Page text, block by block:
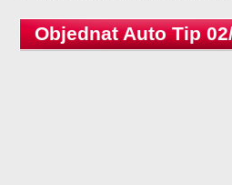
Objednat Auto Tip